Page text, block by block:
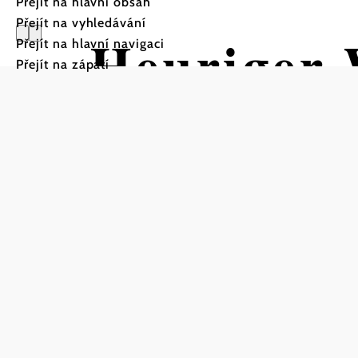
Přejít na vyhledávání
Přejít na hlavní navigaci
Přejít na zápatíHeuriger